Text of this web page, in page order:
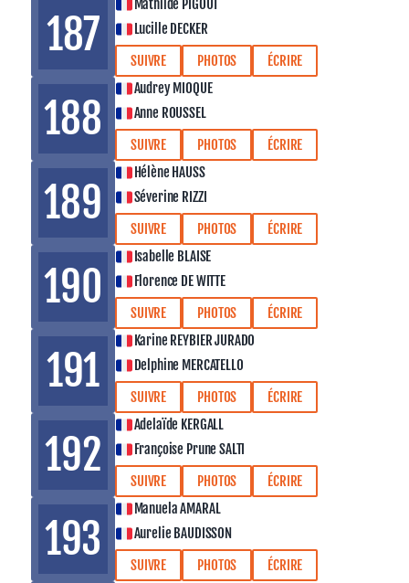
187
Mathilde PIGOUT
Lucille DECKER
SUIVRE
PHOTOS ÉCRIRE
188
Audrey MIOQUE
Anne ROUSSEL
SUIVRE
PHOTOS ÉCRIRE
189
Hélène HAUSS
Séverine RIZZI
SUIVRE
PHOTOS ÉCRIRE
190
Isabelle BLAISE
Florence DE WITTE
SUIVRE
PHOTOS ÉCRIRE
191
Karine REYBIER JURADO
Delphine MERCATELLO
SUIVRE
PHOTOS ÉCRIRE
192
Adelaïde KERGALL
Françoise Prune SALTI
SUIVRE
PHOTOS ÉCRIRE
193
Manuela AMARAL
Aurelie BAUDISSON
SUIVRE
PHOTOS ÉCRIRE